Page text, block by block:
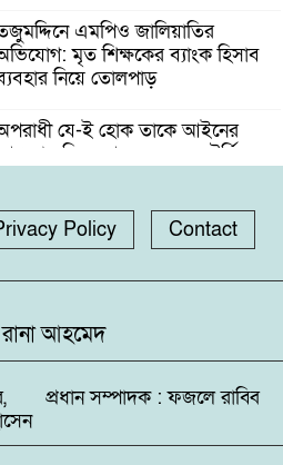
গ্রেপ্তার,উদ্ধার ২টি মোবাইল।
সেবনের দায়ে ৬ মাসের কারাদণ্ড।
কলারোয়ায় র‍্যাবের অভিযান,
বোতল ESKUF সিরাপসহ মাদক
গ্রেফতার
এমপিও জালিয়াতির
মৃত শিক্ষকের ব্যাংক হিসাব
নিয়ে তোলপাড়
যে-ই হোক তাকে আইনের
আওতায় নিয়ে আসতে হবে- এটর্নি
মুক্ত’ বেনজীরকে দেশে এনে
মুখোমুখি করা হবে: পররাষ্ট্র
‘তাজকিয়া হেলথ
ক্যাম্প-২০২৬’, প্রায় ৭০০ জনের
কালীগঞ্জে সরকারি অনুদানের
বিতরণ
Policy Contact
আহমেদ
প্রধান সম্পাদক : ফজলে রাব্বি